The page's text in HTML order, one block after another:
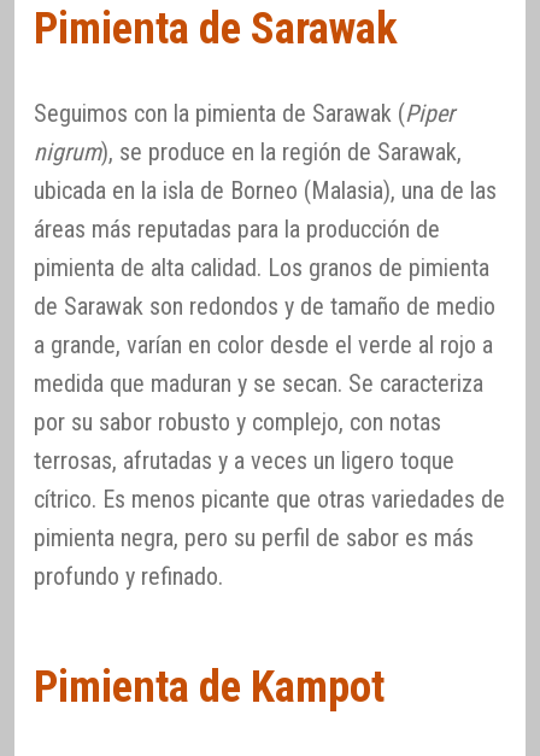
Pimienta de Sarawak
Seguimos con la pimienta de Sarawak (Piper
nigrum), se produce en la región de Sarawak,
ubicada en la isla de Borneo (Malasia), una de las
áreas más reputadas para la producción de
pimienta de alta calidad. Los granos de pimienta
de Sarawak son redondos y de tamaño de medio
a grande, varían en color desde el verde al rojo a
medida que maduran y se secan. Se caracteriza
por su sabor robusto y complejo, con notas
terrosas, afrutadas y a veces un ligero toque
cítrico. Es menos picante que otras variedades de
pimienta negra, pero su perfil de sabor es más
profundo y refinado.
Pimienta de Kampot